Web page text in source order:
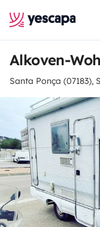
Santa Ponça (07183),